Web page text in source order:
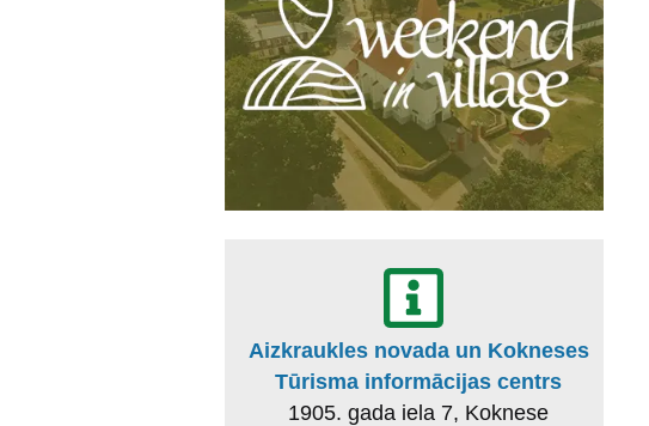
Aizkraukles novada un Kokneses
Tūrisma informācijas centrs
1905. gada iela 7, Koknese